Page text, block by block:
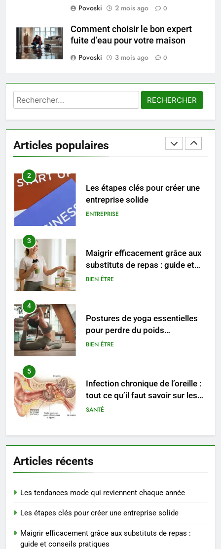
Povoski
2 mois ago 0
Comment choisir le bon expert
fuite d’eau pour votre maison
Povoski
3 mois ago 0
Rechercher :
Articles populaires
seniors: aménagement et
8
Voyance à La Rochelle : où
sérieux à un tarif juste ?
BIEN ÊTRE
1
Les tendances mode qui
reviennent chaque année
MODE
2
Les étapes clés pour créer une
entreprise solide
ENTREPRISE
3
Maigrir efficacement grâce aux
substituts de repas : guide et
conseils pratiques
BIEN ÊTRE
4
Postures de yoga essentielles
pour perdre du poids
rapidement et durable
BIEN ÊTRE
5
Infection chronique de l’oreille :
tout ce qu’il faut savoir sur les
saignements
SANTÉ
6
Les secrets révélés pour une
peau éclatante grâce à The
Ordinary
SANTÉ
Prévenir les chutes chez les
exercices
BIEN ÊTRE
Articles récents
Les tendances mode qui reviennent chaque année
Les étapes clés pour créer une entreprise solide
Maigrir efficacement grâce aux substituts de repas :
guide et conseils pratiques